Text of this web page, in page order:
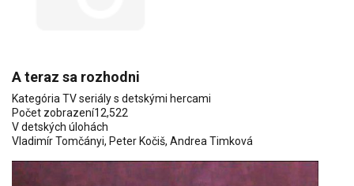
A teraz sa rozhodni
KategóriaTV seriály s detskými hercami
Počet zobrazení12,522
V detských úlohách
Vladimír Tomčányi, Peter Kočiš, Andrea Timková